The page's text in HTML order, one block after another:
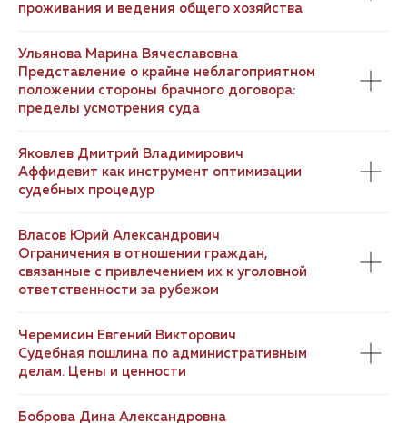
проживания и ведения общего хозяйства
Ульянова Марина Вячеславовна
Представление о крайне неблагоприятном
положении стороны брачного договора:
пределы усмотрения суда
Яковлев Дмитрий Владимирович
Аффидевит как инструмент оптимизации
судебных процедур
Власов Юрий Александрович
Ограничения в отношении граждан,
связанные с привлечением их к уголовной
ответственности за рубежом
Черемисин Евгений Викторович
Судебная пошлина по административным
делам. Цены и ценности
Боброва Дина Александровна